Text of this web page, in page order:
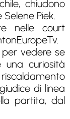
chiudono
Piek.
nelle court
vedere se
una curiosità
di linea
partita, dal